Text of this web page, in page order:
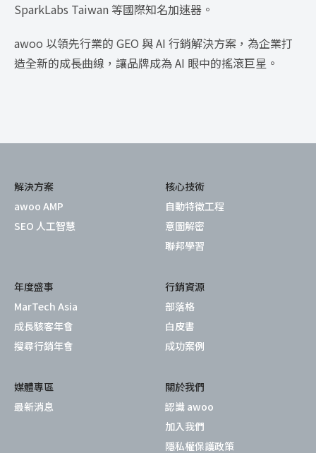
SparkLabs Taiwan 等國際知名加速器。
awoo 以領先行業的 GEO 與 AI 行銷解決方案，為企業打
造全新的成長曲線，讓品牌成為 AI 眼中的搖滾巨星。
解決方案
awoo AMP
SEO 人工智慧
核心技術
自動特徵工程
意圖解密
聯邦學習
年度盛事
MarTech Asia
成長駭客年會
搜尋行銷年會
行銷資源
部落格
白皮書
成功案例
媒體專區
最新消息
關於我們
認識 awoo
加入我們
隱私權保護政策